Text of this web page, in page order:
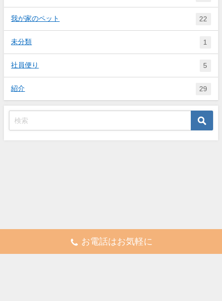
我が家のペット 22
未分類 1
社員便り 5
紹介 29
お電話はお気軽に